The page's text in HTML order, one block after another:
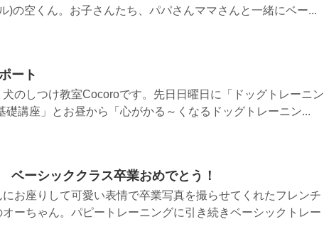
)の空くん。お子さんたち、パパさんママさんと一緒にベー...
ート
犬のしつけ教室Cocoroです。先日日曜日に「ドッグトレーニン
礎講座」とお昼から「心がかる～くなるドッグトレーニン...
ーシッククラス卒業おめでとう！
お座りして可愛い表情で卒業写真を撮らせてくれたフレンチ
ーちゃん。パピートレーニングに引き続きベーシックトレー